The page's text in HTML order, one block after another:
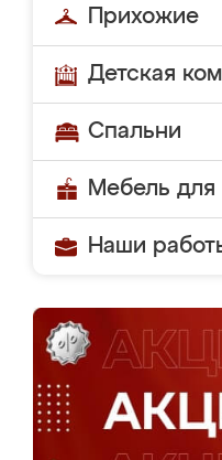
Прихожие
Детская
Спальни
Мебель для
Наши